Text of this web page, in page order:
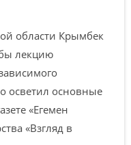
области Крымбек
лекцию
осветил основные
«Егемен
«Взгляд в